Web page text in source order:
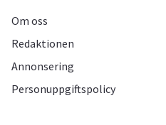
Om oss
Redaktionen
Annonsering
Personuppgiftspolicy